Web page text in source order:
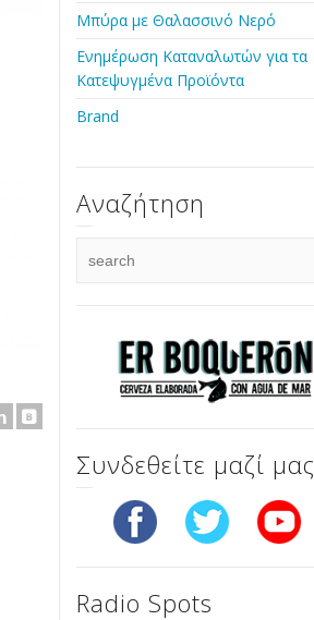
Μπύρα με Θαλασσινό Νερό
Ενημέρωση Καταναλωτών για τα
Κατεψυγμένα Προϊόντα
Brand
Αναζήτηση
Συνδεθείτε μαζί μας
Radio Spots